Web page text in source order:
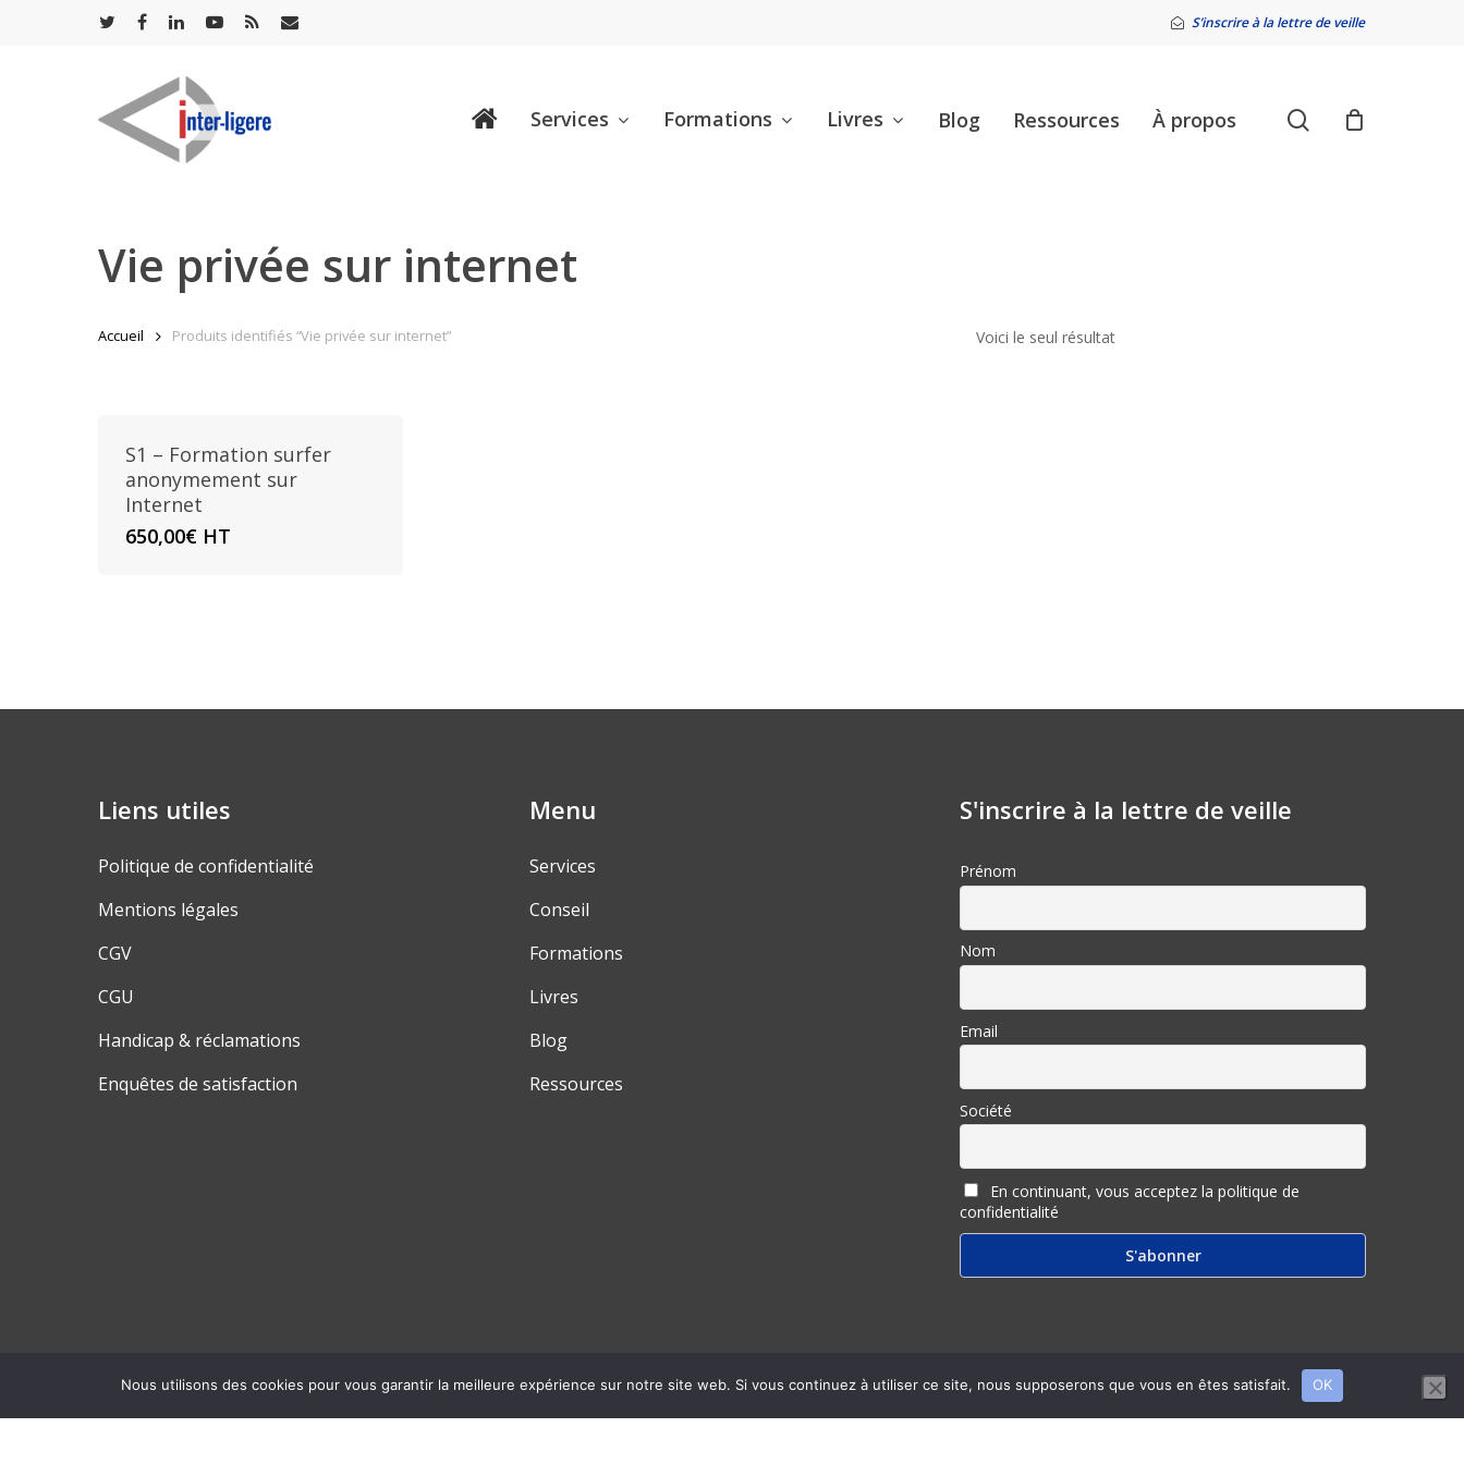
twitter facebooklinkedinyoutubeRSS email S’inscrire à la lettre de veille
Services Formations Livres Blog Ressources À propos search
Vie privée sur internet
Voici le seul résultat
Accueil Produits identifiés “Vie privée sur internet”
S1 – Formation surfer
anonymement sur
Internet
650,00€ HT
Liens utiles
Politique de confidentialité
Mentions légales
CGV
CGU
Handicap & réclamations
Enquêtes de satisfaction
Menu
Services
Conseil
Formations
Livres
Blog
Ressources
S'inscrire à la lettre de veille
Prénom
Nom
Email
Société
En continuant, vous acceptez la politique de
confidentialité
twitterfacebook
linkedinyoutubeRSS email
Nous utilisons des cookies pour vous garantir la meilleure expérience sur notre site web. Si vous continuez à utiliser ce site, nous supposerons que vous en êtes satisfait. OK